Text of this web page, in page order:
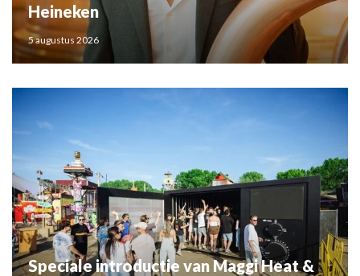
Heineken
5 augustus 2026
Speciale introductie van Maggi Heat &